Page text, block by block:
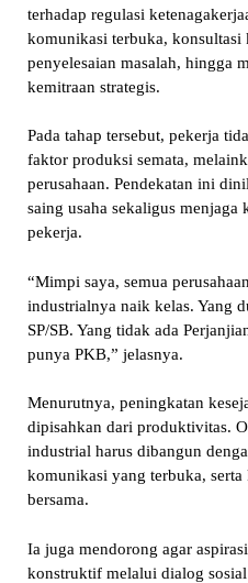
terhadap regulasi
komunikasi terbuka, konsultasi
penyelesaian masalah, hingga
kemitraan strategis.
Pada tahap tersebut, pekerja
faktor produksi semata,
perusahaan. Pendekatan ini
saing usaha sekaligus menjaga
pekerja.
“Mimpi saya, semua
industrialnya naik kelas. Yang
SP/SB. Yang tidak ada
punya PKB,” jelasnya.
Menurutnya, peningkatan
dipisahkan dari produktivitas.
industrial harus dibangun
komunikasi yang terbuka,
bersama.
Ia juga mendorong agar
konstruktif melalui dialog